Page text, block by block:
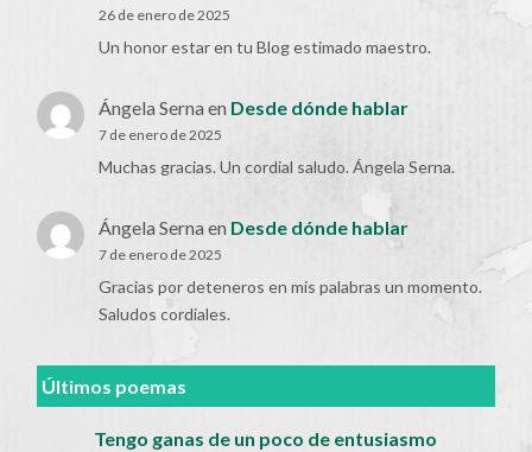
26 de enero de 2025
Un honor estar en tu Blog estimado maestro.
Ángela Serna en Desde dónde hablar
7 de enero de 2025
Muchas gracias. Un cordial saludo. Ángela Serna.
Ángela Serna en Desde dónde hablar
7 de enero de 2025
Gracias por deteneros en mis palabras un momento.
Saludos cordiales.
Últimos poemas
Tengo ganas de un poco de entusiasmo